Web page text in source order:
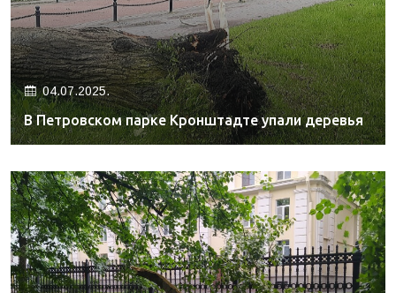
04.07.2025.
В Петровском парке Кронштадте упали деревья